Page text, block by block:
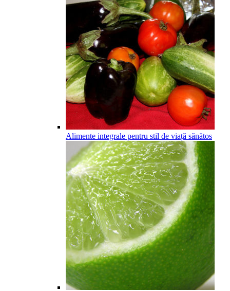
Alimente integrale pentru stil de viață sănătos